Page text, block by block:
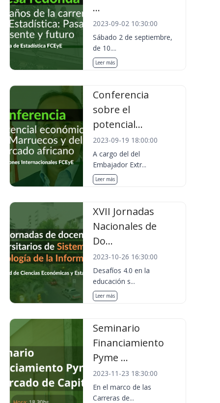
...
2023-09-02 10:30:00
Sábado 2 de septiembre,
de 10....
Leer más
Conferencia
sobre el
potencial...
2023-09-19 18:00:00
A cargo del del
Embajador Extr...
Leer más
XVII Jornadas
Nacionales de
Do...
2023-10-26 16:30:00
Desafíos 4.0 en la
educación s...
Leer más
Seminario
Financiamiento
Pyme ...
2023-11-23 18:30:00
En el marco de las
Carreras de...